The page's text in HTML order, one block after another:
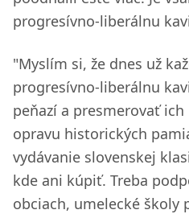
progresívno-liberálnu
"Myslím si, že dnes už
progresívno-liberálnu
peňazí a presmerovať
opravu historických
vydávanie slovenskej
kde ani kúpiť. Treba
obciach, umelecké školy